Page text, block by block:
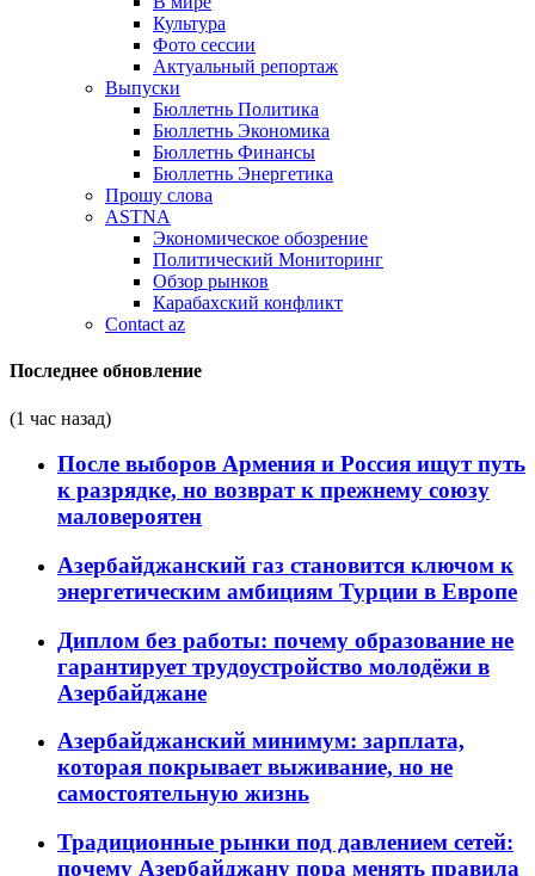
Культура
Фото сессии
Актуальный репортаж
Выпуски
Бюллетнь Политика
Бюллетнь Экономика
Бюллетнь Финансы
Бюллетнь Энергетика
Прошу слова
ASTNA
Экономическое обозрение
Политический Мониторинг
Обзор рынков
Карабахский конфликт
Contact az
Последнее обновление
(1 час назад)
После выборов Армения и Россия ищут путь
к разрядке, но возврат к прежнему союзу
маловероятен
Азербайджанский газ становится ключом к
энергетическим амбициям Турции в Европе
Диплом без работы: почему образование не
гарантирует трудоустройство молодёжи в
Азербайджане
Азербайджанский минимум: зарплата,
которая покрывает выживание, но не
самостоятельную жизнь
Традиционные рынки под давлением сетей:
почему Азербайджану пора менять правила